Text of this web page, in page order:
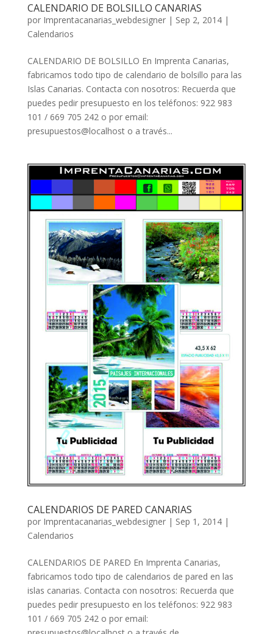
CALENDARIO DE BOLSILLO CANARIAS
por Imprentacanarias_webdesigner| Sep 2, 2014|
Calendarios
CALENDARIO DE BOLSILLO En Imprenta Canarias,
fabricamos todo tipo de calendario de bolsillo para las
Islas Canarias. Contacta con nosotros: Recuerda que
puedes pedir presupuesto en los teléfonos: 922 983
101 / 669 705 242 o por email:
presupuestos@localhost o a través...
CALENDARIOS DE PARED CANARIAS
por Imprentacanarias_webdesigner| Sep 1, 2014|
Calendarios
CALENDARIOS DE PARED En Imprenta Canarias,
fabricamos todo tipo de calendarios de pared en las
islas canarias. Contacta con nosotros: Recuerda que
puedes pedir presupuesto en los teléfonos: 922 983
101 / 669 705 242 o por email: